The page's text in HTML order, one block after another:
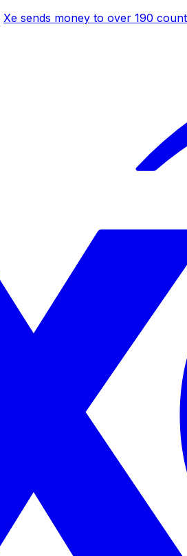
Xe sends money to over 190